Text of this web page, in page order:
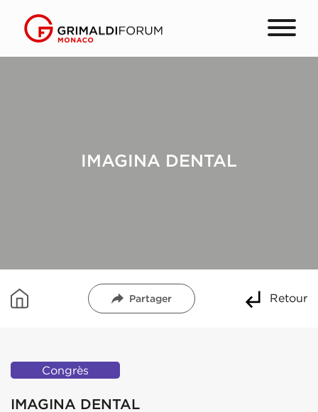
IMAGINA DENTAL
Partager Retour
Congrès
IMAGINA DENTAL